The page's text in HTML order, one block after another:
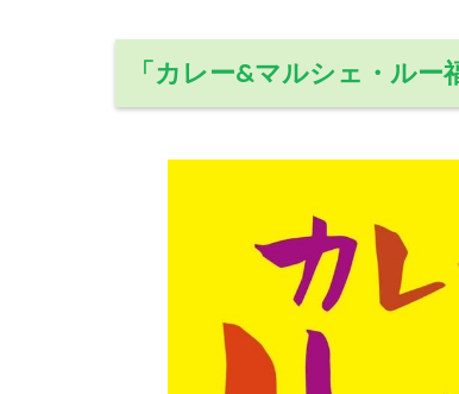
「カレー&マルシェ・ルー